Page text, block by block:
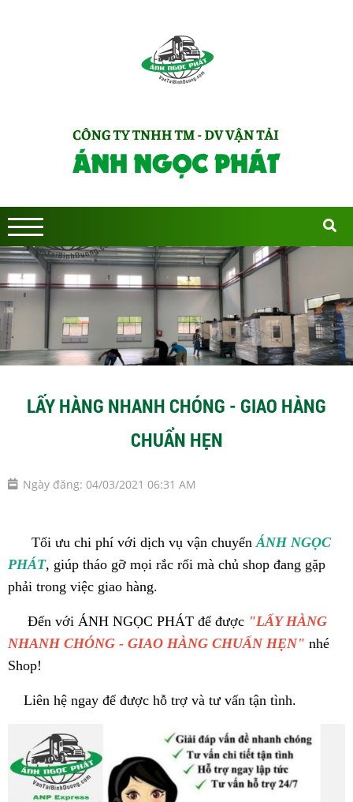
LẤY HÀNG NHANH CHÓNG - GIAO HÀNG
CHUẨN HẸN
Ngày đăng: 04/03/2021 06:31 AM
Tối ưu chi phí với dịch vụ vận chuyển ÁNH NGỌC
PHÁT, giúp tháo gỡ mọi rắc rối mà chủ shop đang gặp
phải trong việc giao hàng.
Đến với ÁNH NGỌC PHÁT để được "LẤY HÀNG
NHANH CHÓNG - GIAO HÀNG CHUẨN HẸN" nhé
Shop!
Liên hệ ngay để được hỗ trợ và tư vấn tận tình.